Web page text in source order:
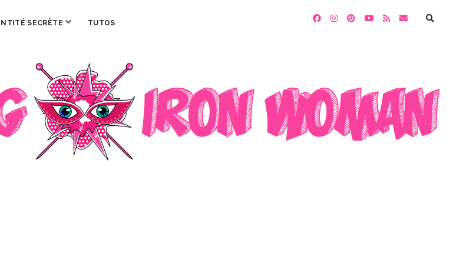
SECRÈTE ouvrir
TUTOS
facebookinstagram
pinterestyoutube
rss email